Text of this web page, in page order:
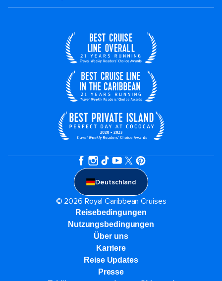
Deutschland
© 2026 Royal Caribbean Cruises
Reisebedingungen
Nutzungsbedingungen
Über uns
Karriere​
Reise Updates​
Presse